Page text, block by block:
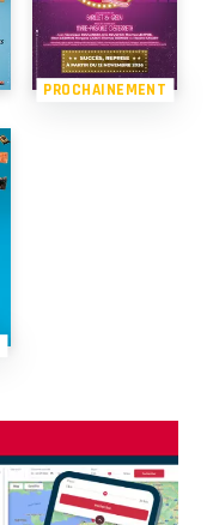
PROCHAINEMENT